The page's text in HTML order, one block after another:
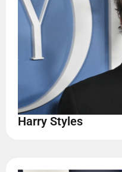
Harry Styles